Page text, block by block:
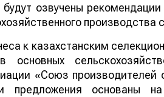
озвучены
производства
к казахстанским
основных
«Союз производителей
предложения основаны